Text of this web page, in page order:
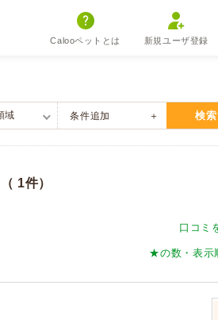
Calooペットとは 新規ユーザ登録
条件追加 検
（ 1件）
口コミ
★の数・表示